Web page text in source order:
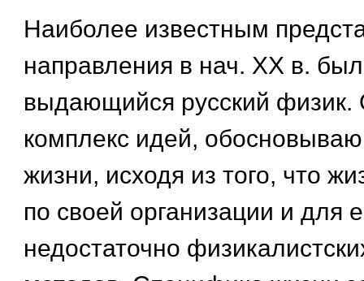
Наиболее известным
направления в нач. ХХ в.
выдающийся русский физик.
комплекс идей,
жизни, исходя из того, что
по своей организации и для
недостаточно